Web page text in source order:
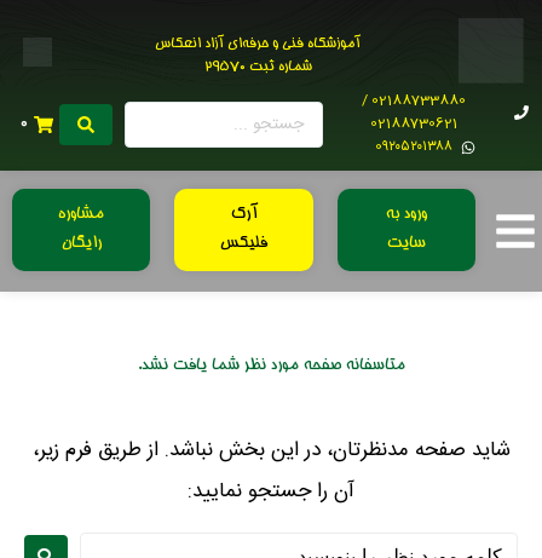
آموزشگاه فنی و حرفه‌ای آزاد انعکاس
شماره ثبت 29570
02188733880 /
02188730621
0۹۲۰۵۲۰۱۳۸۸
0
ورود به
سایت
آرک
فلیکس
مشاوره
رایگان
متاسفانه صفحه مورد نظر شما یافت نشد.
شاید صفحه مدنظرتان، در این بخش نباشد. از طریق فرم زیر،
آن را جستجو نمایید: